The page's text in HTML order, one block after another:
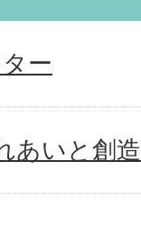
ー
あいと創